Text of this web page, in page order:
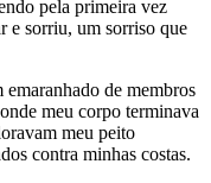
pela primeira vez
e sorriu, um sorriso que
de membros
meu corpo terminava
meu peito
contra minhas costas.